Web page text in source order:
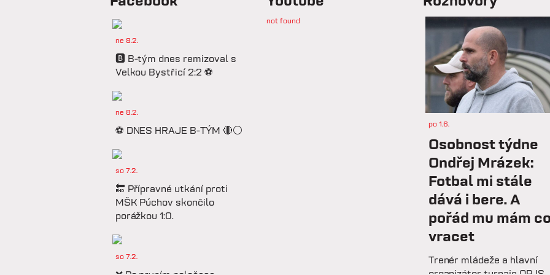
ne 8.2.
🅱️ B-tým dnes remizoval s
Velkou Bystřicí 2:2 ⚽️
ne 8.2.
⚽️ DNES HRAJE B-TÝM 🔴⚪️
so 7.2.
🔚 Přípravné utkání proti
MŠK Púchov skončilo
porážkou 1:0.
so 7.2.
not found
po 1.6.
Osobnost týdne
Ondřej Mrázek:
Fotbal mi stále
dává i bere. A
pořád mu mám
vracet
Trenér mládeže a hlavní